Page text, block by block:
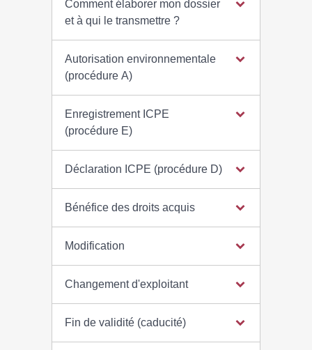
Comment élaborer mon dossier
et à qui le transmettre ?
Autorisation environnementale
(procédure A)
Enregistrement ICPE
(procédure E)
Déclaration ICPE (procédure D)
Bénéfice des droits acquis
Modification
Changement d'exploitant
Fin de validité (caducité)